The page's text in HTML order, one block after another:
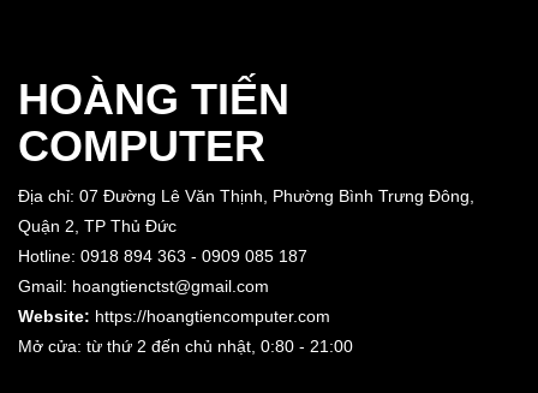
HOÀNG TIẾN
COMPUTER
Địa chỉ: 07 Đường Lê Văn Thịnh, Phường Bình Trưng Đông,
Quận 2, TP Thủ Đức
Hotline: 0918 894 363 - 0909 085 187
Gmail: hoangtienctst@gmail.com
Website: https://hoangtiencomputer.com
Mở cửa: từ thứ 2 đến chủ nhật, 0:80 - 21:00